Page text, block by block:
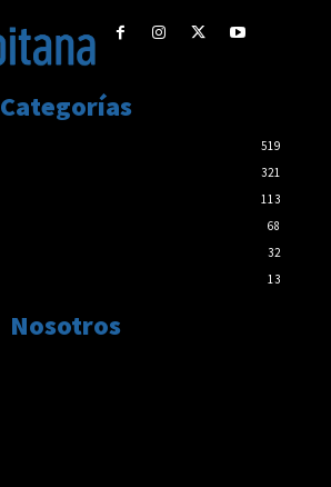
Categorías
519
321
113
68
32
13
Nosotros